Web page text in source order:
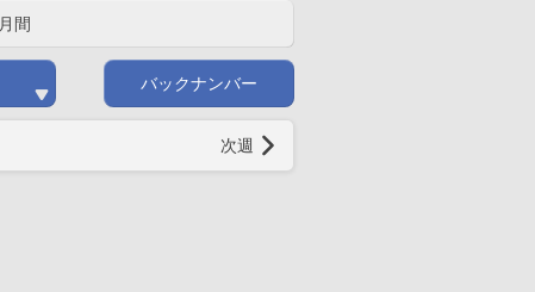
月間
バックナンバー
次週